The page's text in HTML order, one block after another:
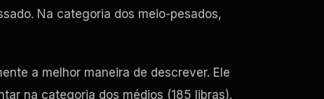
Na categoria dos meio-pesados,
a melhor maneira de descrever. Ele
na categoria dos médios (185 libras).